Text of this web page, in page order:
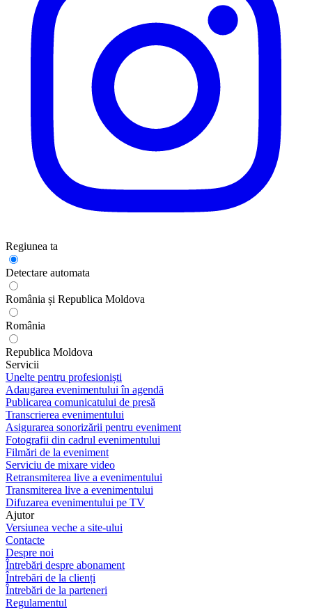
Regiunea ta
Detectare automata
România și Republica Moldova
România
Republica Moldova
Servicii
Unelte pentru profesioniști
Adaugarea evenimentului în agendă
Publicarea comunicatului de presă
Transcrierea evenimentului
Asigurarea sonorizării pentru eveniment
Fotografii din cadrul evenimentului
Filmări de la eveniment
Serviciu de mixare video
Retransmiterea live a evenimentului
Transmiterea live a evenimentului
Difuzarea evenimentului pe TV
Ajutor
Versiunea veche a site-ului
Contacte
Despre noi
Întrebări despre abonament
Întrebări de la clienți
Întrebări de la parteneri
Regulamentul